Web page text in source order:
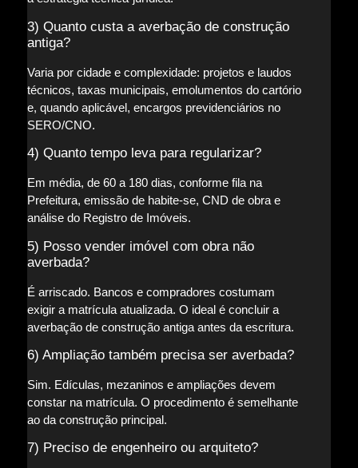
3) Quanto custa a averbação de construção
antiga?
Varia por cidade e complexidade: projetos e laudos
técnicos, taxas municipais, emolumentos do cartório
e, quando aplicável, encargos previdenciários no
SERO/CNO.
4) Quanto tempo leva para regularizar?
Em média, de 60 a 180 dias, conforme fila na
Prefeitura, emissão de habite-se, CND de obra e
análise do Registro de Imóveis.
5) Posso vender imóvel com obra não
averbada?
É arriscado. Bancos e compradores costumam
exigir a matrícula atualizada. O ideal é concluir a
averbação de construção antiga antes da escritura.
6) Ampliação também precisa ser averbada?
Sim. Edículas, mezaninos e ampliações devem
constar na matrícula. O procedimento é semelhante
ao da construção principal.
7) Preciso de engenheiro ou arquiteto?